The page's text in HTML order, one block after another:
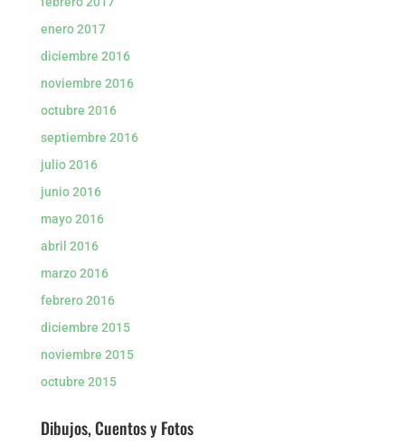
enero 2017
diciembre 2016
noviembre 2016
octubre 2016
septiembre 2016
julio 2016
junio 2016
mayo 2016
abril 2016
marzo 2016
febrero 2016
diciembre 2015
noviembre 2015
octubre 2015
Dibujos, Cuentos y Fotos